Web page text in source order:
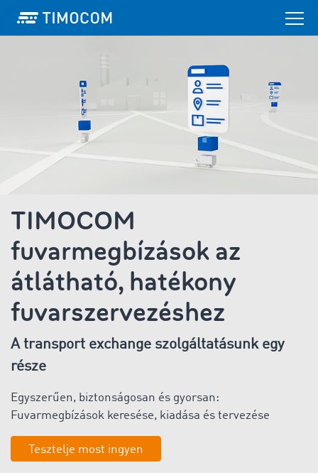
TIMOCOM
fuvarmegbízások az
átlátható, hatékony
fuvarszervezéshez
A transport exchange szolgáltatásunk egy
része
Egyszerűen, biztonságosan és gyorsan:
Fuvarmegbízások keresése, kiadása és tervezése
Tesztelje most ingyen